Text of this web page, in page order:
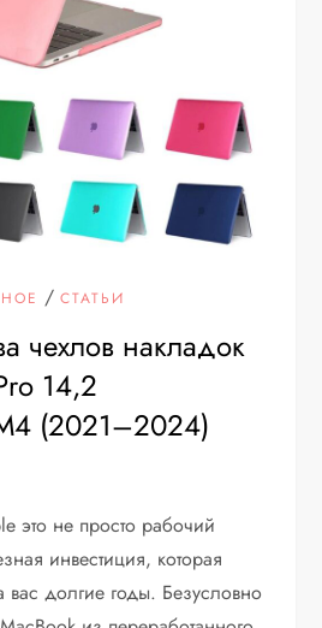
/СТАТЬИ
чехлов накладок
14,2
(2021–2024)
это не просто рабочий
инвестиция, которая
вас долгие годы. Безусловно